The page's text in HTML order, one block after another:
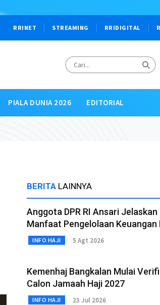
RRINET STREAMING RRIDIGITAL
PIALA DUNIA 2026 EDITORIAL
BERITA LAINNYA
Anggota DPR RI Ansari Jelaskan
Manfaat Pengelolaan Keuangan
INFO HAJI 5 Agt 2026
Kemenhaj Bangkalan Mulai
Calon Jamaah Haji 2027
INFO HAJI 23 Jul 2026